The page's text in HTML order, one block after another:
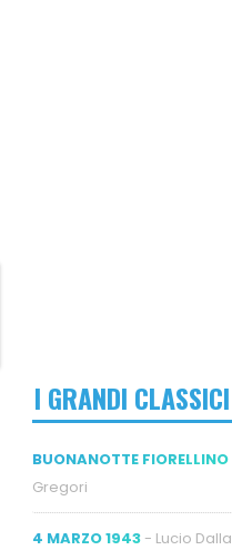
I GRANDI CLASSICI
BUONANOTTE FIORELLINO
Gregori
4 MARZO 1943 - Lucio Dalla